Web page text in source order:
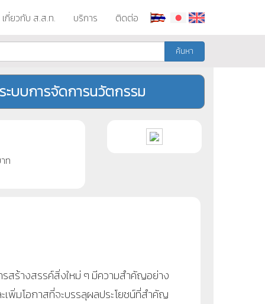
เกี่ยวกับ ส.ส.ท. บริการ ติดต่อ
ค้นหา
ะบบการจัดการนวัตกรรม
ท
สร้างสรรค์สิ่งใหม่ ๆ มีความสำคัญอย่าง
พิ่มโอกาสที่จะบรรลุผลประโยชน์ที่สำคัญ